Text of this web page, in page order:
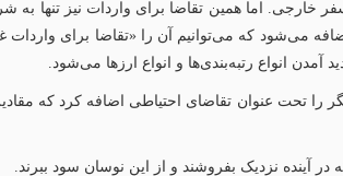
خارجی. اما همین تقاضا برای واردات نیز تنها به
می‌شود که می‌توانیم آن را «تقاضا برای واردات
انواع رتبه‌بندی‌ها و انواع ارزها می‌شود.
تحت عنوان تقاضای احتیاطی اضافه کرد که
آینده نزدیک بفروشند و از این نوسان سود ببرند.